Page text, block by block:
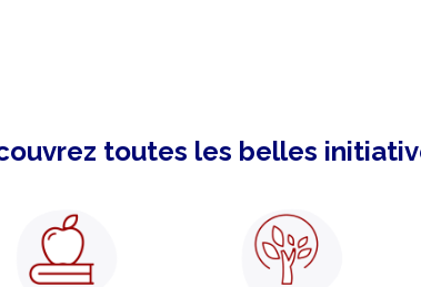
toutes les belles